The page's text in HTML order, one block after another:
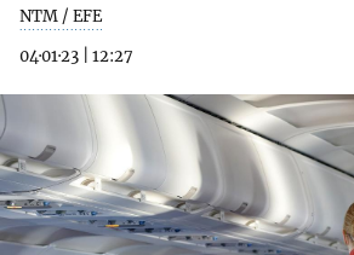
NTM / EFE
04·01·23
12:27